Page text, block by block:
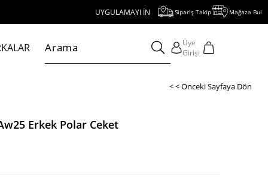
UYGULAMAYI İNDİR, 1000 TL VE ÜZERİ ALIŞVERİŞE 250 TL
Sipariş Takip Mağaza Bul
Üye
Girişi
< < Önceki Sayfaya Dön
Erkek Polar Ceket